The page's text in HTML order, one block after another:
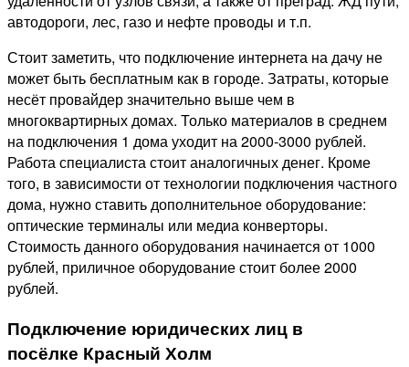
автодороги, лес, газо и нефте проводы и т.п.
Стоит заметить, что подключение интернета на дачу не
может быть бесплатным как в городе. Затраты, которые
несёт провайдер значительно выше чем в
многоквартирных домах. Только материалов в среднем
на подключения 1 дома уходит на 2000-3000 рублей.
Работа специалиста стоит аналогичных денег. Кроме
того, в зависимости от технологии подключения частного
дома, нужно ставить дополнительное оборудование:
оптические терминалы или медиа конверторы.
Стоимость данного оборудования начинается от 1000
рублей, приличное оборудование стоит более 2000
рублей.
Подключение юридических лиц в
посёлке Красный Холм